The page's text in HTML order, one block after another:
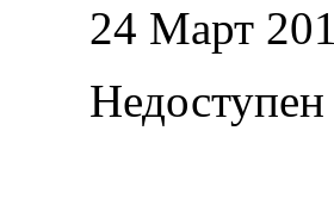
24 Март